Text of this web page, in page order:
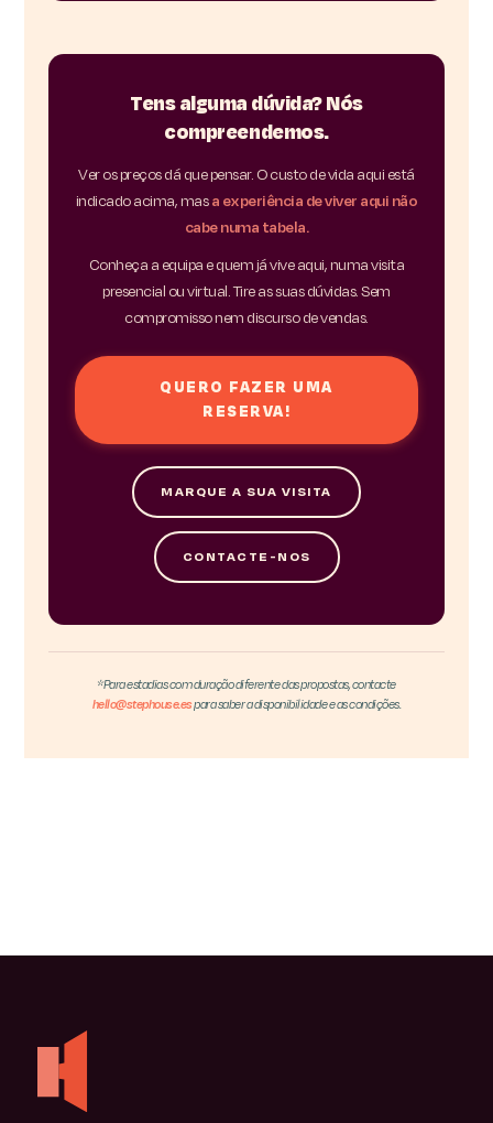
Tens alguma dúvida? Nós
compreendemos.
Ver os preços dá que pensar. O custo de vida aqui está
indicado acima, masa experiência de viver aqui não
cabe numa tabela.
Conheça a equipa e quem já vive aqui, numa visita
presencial ou virtual. Tire as suas dúvidas. Sem
compromisso nem discurso de vendas.
QUERO FAZER UMA
RESERVA!
MARQUE A SUA VISITA
CONTACTE-NOS
*Para estadias com duração diferente das propostas, contacte
hello@stephouse.espara saber a disponibilidade e as condições.